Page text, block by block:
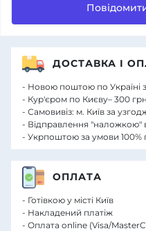
ДОСТАВКА І
- Новою поштою по Україні
- Кур'єром по Києву– 300
- Самовивіз: м. Київ за
- Відправлення "наложкою"
- Укрпоштою за умови 100%
ОПЛАТА
- Готівкою у місті Київ
- Накладений платіж
- Оплата online (Visa/